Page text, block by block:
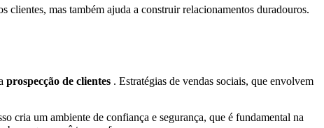
clientes, mas também ajuda a construir relacionamentos duradouros.
prospecção de clientes . Estratégias de vendas sociais, que envolvem
cria um ambiente de confiança e segurança, que é fundamental na